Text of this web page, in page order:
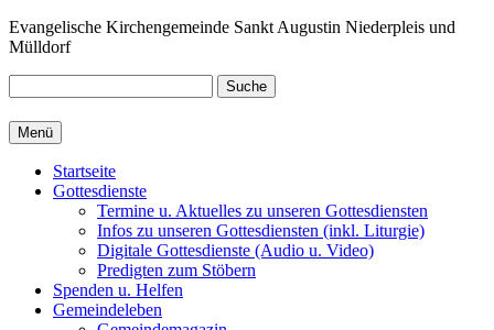
Zum
Inhalt
Evangelische Kirchengemeinde Sankt Augustin Niederpleis und
Mülldorf
Suche
Menü
Startseite
Gottesdienste
Termine u. Aktuelles zu unseren Gottesdiensten
Infos zu unseren Gottesdiensten (inkl. Liturgie)
Digitale Gottesdienste (Audio u. Video)
Predigten zum Stöbern
Spenden u. Helfen
Gemeindeleben